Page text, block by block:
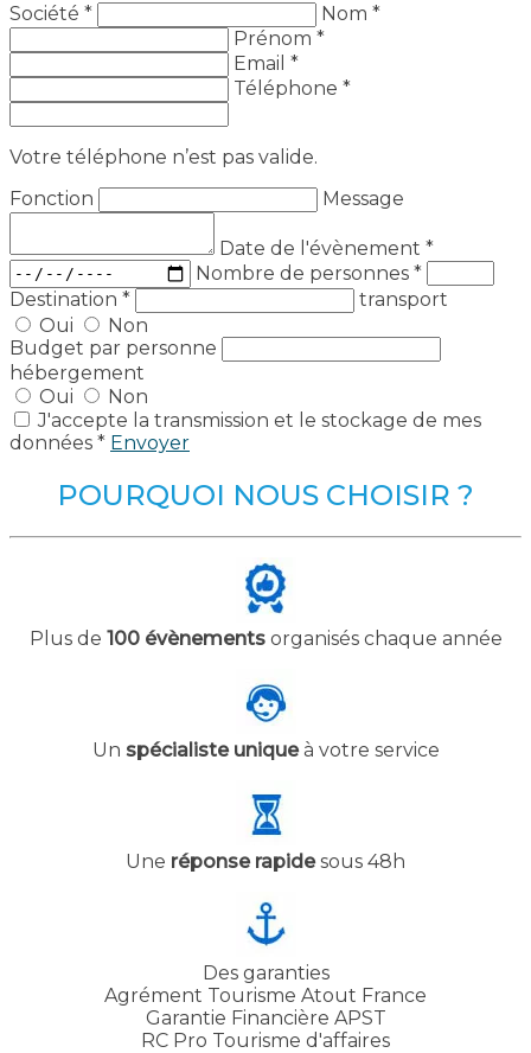
Société *
Nom *
Prénom *
Email *
Téléphone *
Votre téléphone n’est pas valide.
Fonction
Message
Date de l'évènement *
Nombre de personnes *
Destination *
transport
Oui
Non
Budget par personne
hébergement
Oui
Non
J'accepte la transmission et le stockage de mes
données * Envoyer
POURQUOI NOUS CHOISIR ?
Plus de 100 évènementsorganisés chaque année
Un spécialiste uniqueà votre service
Une réponse rapidesous 48h
Des garanties
Agrément Tourisme Atout France
Garantie Financière APST
RC Pro Tourisme d'affaires